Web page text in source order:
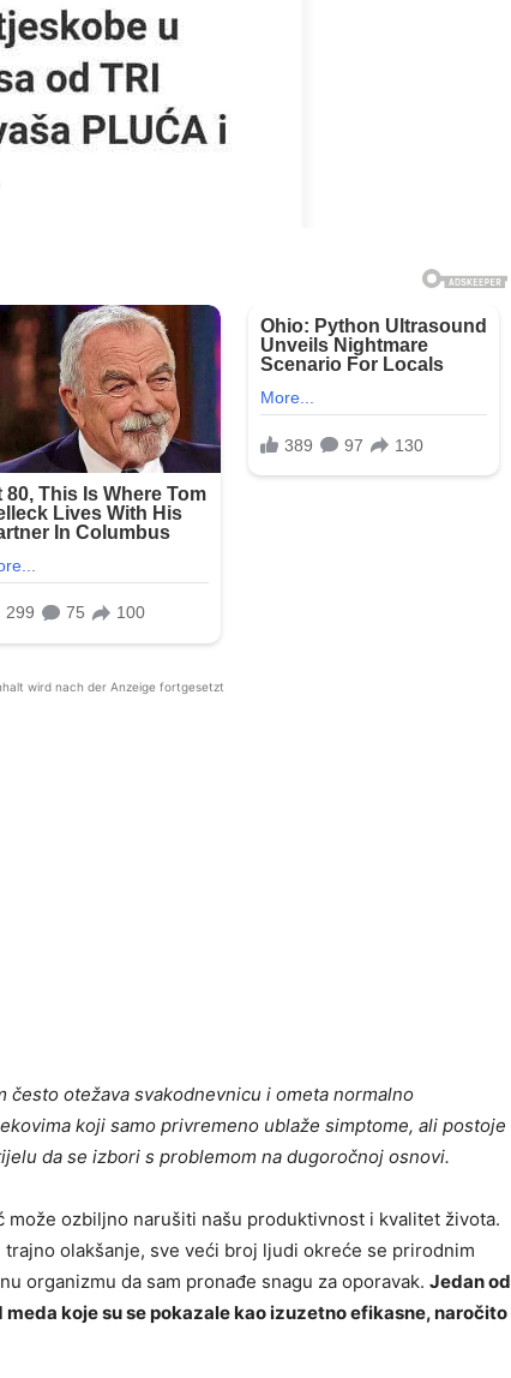
wird nach der Anzeige fortgesetzt
često otežava svakodnevnicu i ometa normalno
koji samo privremeno ublaže simptome, ali postoje
da se izbori s problemom na dugoročnoj osnovi.
može ozbiljno narušiti našu produktivnost i kvalitet života.
olakšanje, sve veći broj ljudi okreće se prirodnim
organizmu da sam pronađe snagu za oporavak. Jedan od
koje su se pokazale kao izuzetno efikasne, naročito